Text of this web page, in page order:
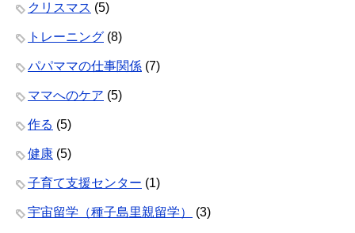
クリスマス (5)
トレーニング (8)
パパママの仕事関係 (7)
ママへのケア (5)
作る (5)
健康 (5)
子育て支援センター (1)
宇宙留学（種子島里親留学） (3)